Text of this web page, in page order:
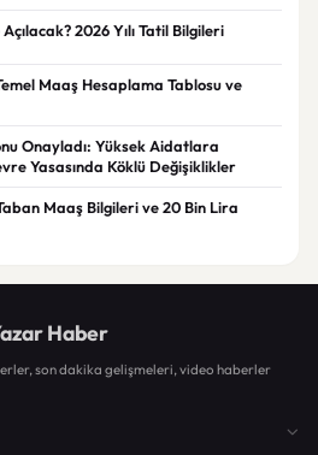
2026 Yılı Tatil Bilgileri
Maaş Hesaplama Tablosu ve
Onayladı: Yüksek Aidatlara
Yasasında Köklü Değişiklikler
Maaş Bilgileri ve 20 Bin Lira
Haber
son dakika gelişmeleri, video haberler